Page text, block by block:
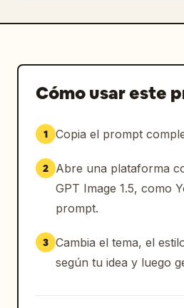
Cómo usar este
1 Copia el prompt
2
Abre una plataforma
GPT Image 1.5, como
prompt.
3 Cambia el tema, el
según tu idea y luego